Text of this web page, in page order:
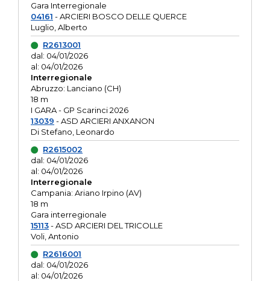
Gara Interregionale
04161 - ARCIERI BOSCO DELLE QUERCE
Luglio, Alberto
R2613001
dal: 04/01/2026
al: 04/01/2026
Interregionale
Abruzzo: Lanciano (CH)
18 m
I GARA - GP Scarinci 2026
13039 - ASD ARCIERI ANXANON
Di Stefano, Leonardo
R2615002
dal: 04/01/2026
al: 04/01/2026
Interregionale
Campania: Ariano Irpino (AV)
18 m
Gara interregionale
15113- ASD ARCIERI DEL TRICOLLE
Voli, Antonio
R2616001
dal: 04/01/2026
al: 04/01/2026